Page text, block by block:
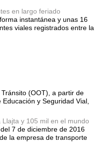
en largo feriado
instantánea y unas 16
viales registrados entre la
(OOT), a partir de
y Seguridad Vial,
y 105 mil en el mundo
7 de diciembre de 2016
la empresa de transporte